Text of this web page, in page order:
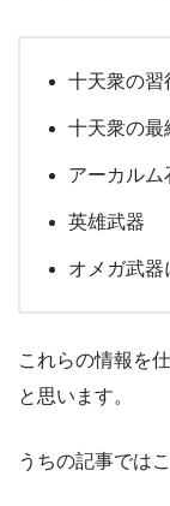
十天衆の習
十天衆の最
アーカルム
英雄武器
オメガ武器
これらの情報を
と思います。
うちの記事ではこ